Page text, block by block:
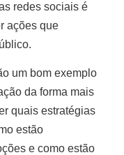
redes sociais é
ações que
um bom exemplo
da forma mais
quais estratégias
estão
e como estão